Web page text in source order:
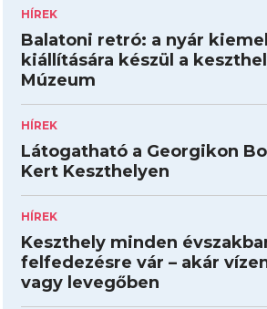
HÍREK
Balatoni retró: a nyár
kiállítására készül a
Múzeum
HÍREK
Látogatható a Georgikon
Kert Keszthelyen
HÍREK
Keszthely minden
felfedezésre vár – akár
vagy levegőben